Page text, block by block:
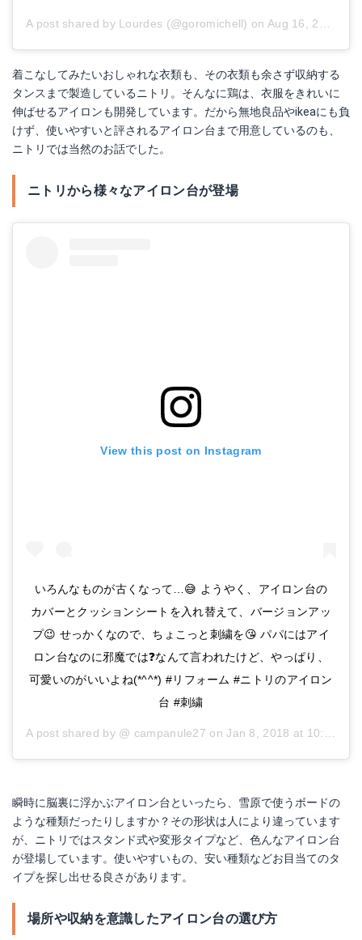
A post shared by Lourdes (@goromichell) on Aug 16, 2018 at 3:58am PDT
着こなしてみたいおしゃれな衣類も、その衣類も余さず収納する
タンスまで製造しているニトリ。そんなに鶏は、衣服をきれいに
伸ばせるアイロンも開発しています。だから無地良品やikeaにも負
けず、使いやすいと評されるアイロン台まで用意しているのも、
ニトリでは当然のお話でした。
ニトリから様々なアイロン台が登場
View this post on Instagram
いろんなものが古くなって…😅 ようやく、アイロン台の
カバーとクッションシートを入れ替えて、バージョンアッ
プ😉 せっかくなので、ちょこっと刺繍を😘 パパにはアイ
ロン台なのに邪魔では❓なんて言われたけど、やっぱり、
可愛いのがいいよね(*^^*) #リフォーム #ニトリのアイロン
台 #刺繍
A post shared by @ campanule27 onJan 8, 2018 at 10:56pm PST
瞬時に脳裏に浮かぶアイロン台といったら、雪原で使うボードの
ような種類だったりしますか？その形状は人により違っています
が、ニトリではスタンド式や変形タイプなど、色んなアイロン台
が登場しています。使いやすいもの、安い種類などお目当てのタ
イプを探し出せる良さがあります。
場所や収納を意識したアイロン台の選び方